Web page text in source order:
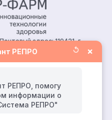
адрес: 119421, г.
корп.1, этаж 5, ком.128.
123154, Москва, ул.
принимать претензии от
Фарм Косметикс»
165 10 75
направления заявления о
прав (ч. 2 ст. 10, 149-
РЕПРО ↺ ×
РЕПРО, помогу
информации о